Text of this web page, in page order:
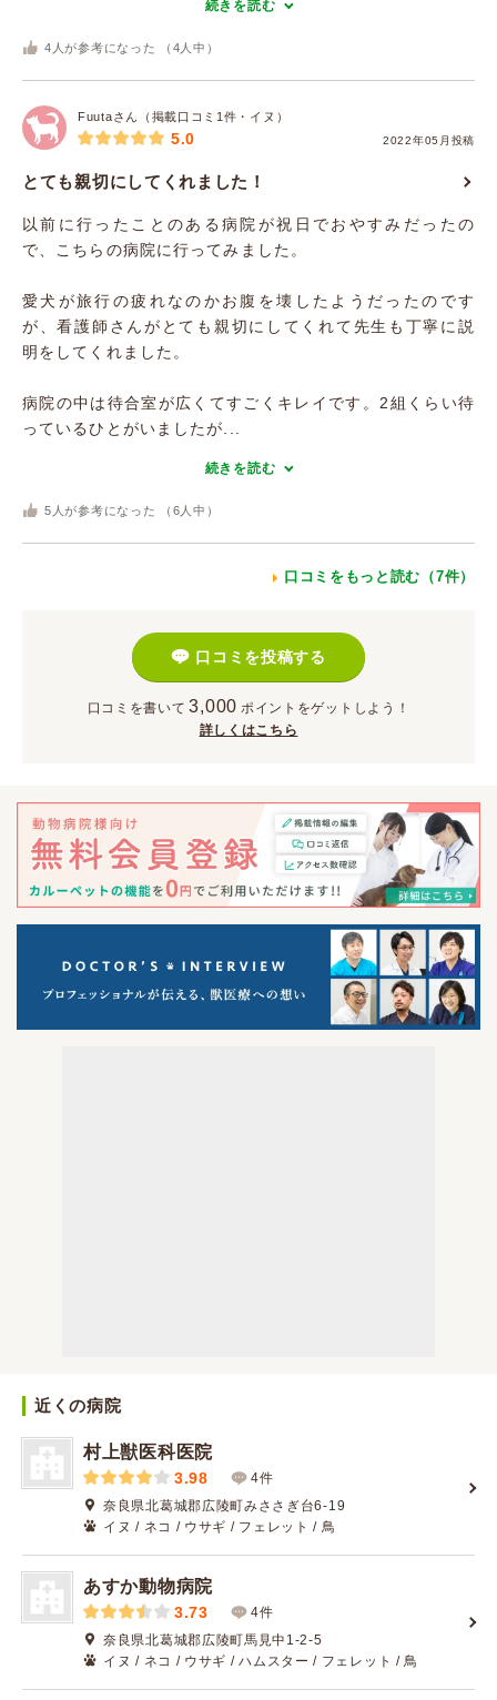
続きを読む
4 人が参考になった （ 4 人中）
Fuutaさん（掲載口コミ1件・イヌ）
2022年05月投稿
5.0
とても親切にしてくれました！
以前に行ったことのある病院が祝日でおやすみだったの
で、こちらの病院に行ってみました。
愛犬が旅行の疲れなのかお腹を壊したようだったのです
が、看護師さんがとても親切にしてくれて先生も丁寧に説
明をしてくれました。
病院の中は待合室が広くてすごくキレイです。2組くらい待
っているひとがいましたが...
続きを読む
5 人が参考になった （ 6 人中）
口コミをもっと読む（7件）
口コミを投稿する
口コミを書いて 3,000 ポイント をゲットしよう！
詳しくはこちら
近くの病院
村上獣医科医院
3.98
4件
奈良県北葛城郡広陵町みささぎ台6-19
イヌ / ネコ / ウサギ / フェレット / 鳥
あすか動物病院
3.73
4件
奈良県北葛城郡広陵町馬見中1-2-5
イヌ / ネコ / ウサギ / ハムスター / フェレット / 鳥